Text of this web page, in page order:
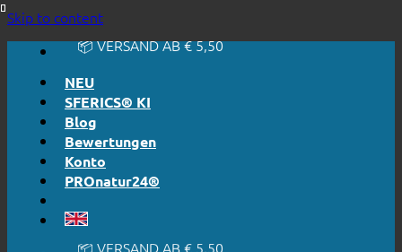
Skip to content🔆 EHRLICH. TRANSPARENT.
📦 VERSAND AB € 5,50
NEU
SFERICS® KI
Blog
Bewertungen
Konto
PROnatur24®
🔆 EHRLICH. TRANSPARENT.